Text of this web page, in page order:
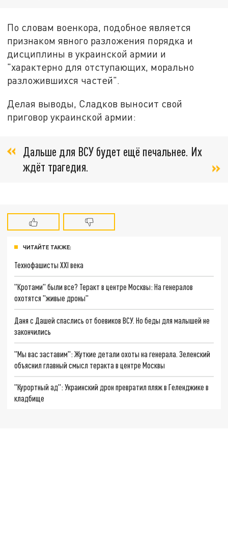
По словам военкора, подобное является
признаком явного разложения порядка и
дисциплины в украинской армии и
"характерно для отступающих, морально
разложившихся частей".
Делая выводы, Сладков выносит свой
приговор украинской армии:
Дальше для ВСУ будет ещё печальнее. Их
ждёт трагедия.
ЧИТАЙТЕ ТАКЖЕ:
Технофашисты XXI века
"Кротами" были все? Теракт в центре Москвы: На генералов
охотятся "живые дроны"
Даня с Дашей спаслись от боевиков ВСУ. Но беды для малышей не
закончились
"Мы вас заставим": Жуткие детали охоты на генерала. Зеленский
объяснил главный смысл теракта в центре Москвы
"Курортный ад": Украинский дрон превратил пляж в Геленджике в
кладбище